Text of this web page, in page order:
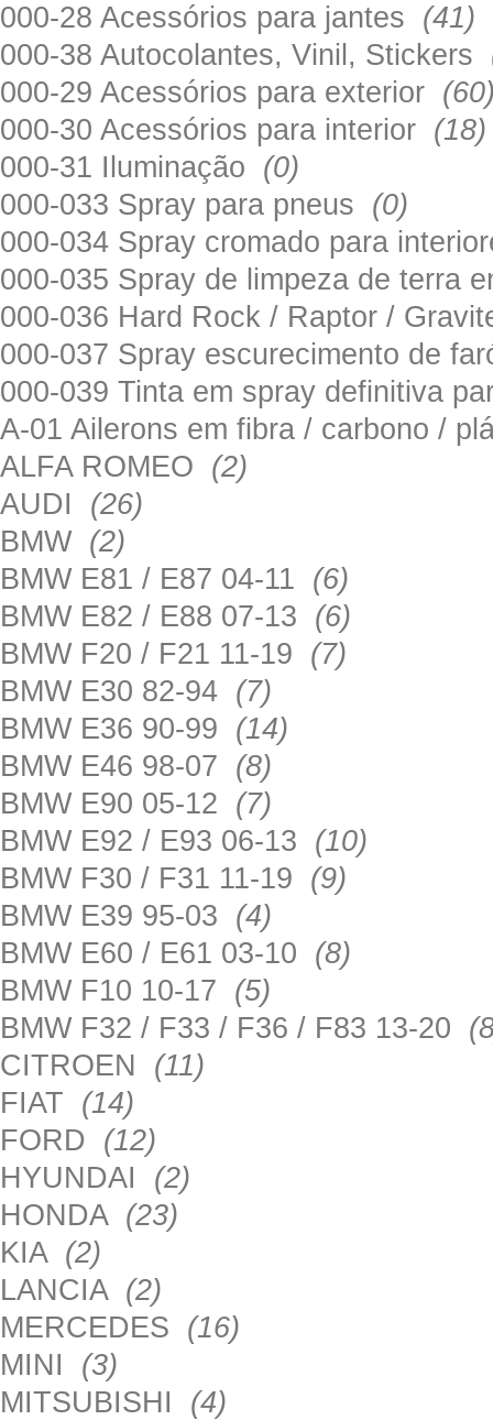
000-28 Acessórios para jantes (41)
000-38 Autocolantes, Vinil, Stickers
000-29 Acessórios para exterior
000-30 Acessórios para interior (18)
000-31 Iluminação (0)
000-033 Spray para pneus (0)
000-034 Spray cromado para
000-035 Spray de limpeza de terra
000-036 Hard Rock / Raptor /
000-037 Spray escurecimento de
000-039 Tinta em spray definitiva
A-01 Ailerons em fibra / carbono /
ALFA ROMEO (2)
AUDI (26)
BMW (2)
BMW E81 / E87 04-11 (6)
BMW E82 / E88 07-13 (6)
BMW F20 / F21 11-19 (7)
BMW E30 82-94 (7)
BMW E36 90-99 (14)
BMW E46 98-07 (8)
BMW E90 05-12 (7)
BMW E92 / E93 06-13 (10)
BMW F30 / F31 11-19 (9)
BMW E39 95-03 (4)
BMW E60 / E61 03-10 (8)
BMW F10 10-17 (5)
BMW F32 / F33 / F36 / F83 13-20
CITROEN (11)
FIAT (14)
FORD (12)
HYUNDAI (2)
HONDA (23)
KIA (2)
LANCIA (2)
MERCEDES (16)
MINI (3)
MITSUBISHI (4)